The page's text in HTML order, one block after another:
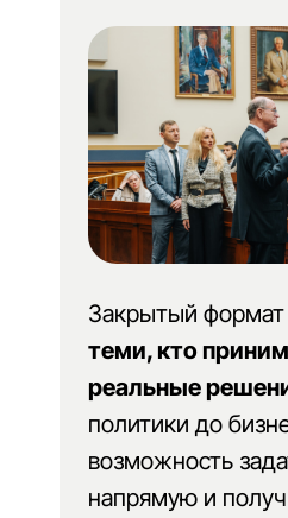
Закрытый
теми, кто
реальные
политики до
возможность
напрямую и